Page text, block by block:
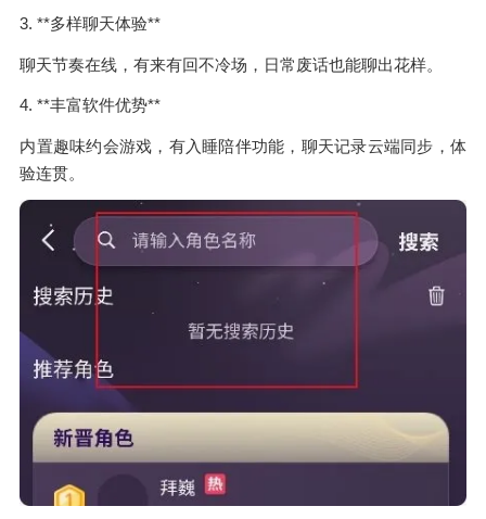
3. **多样聊天体验**
聊天节奏在线，有来有回不冷场，日常废话也能聊出花样。
4. **丰富软件优势**
内置趣味约会游戏，有入睡陪伴功能，聊天记录云端同步，体
验连贯。